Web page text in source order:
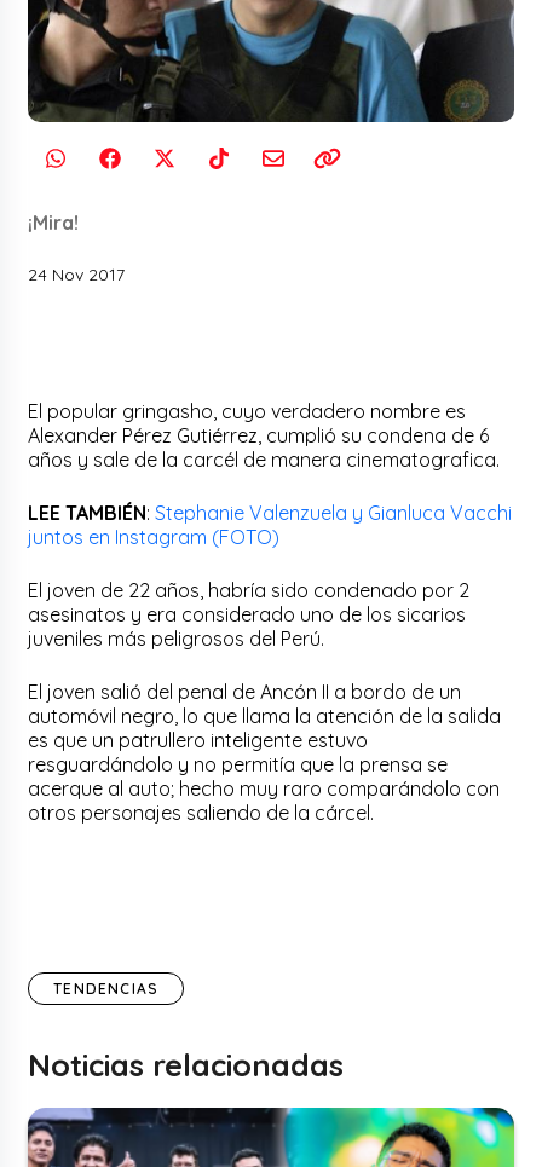
¡Mira!
24 Nov 2017
El popular gringasho, cuyo verdadero nombre es
Alexander Pérez Gutiérrez, cumplió su condena de 6
años y sale de la carcél de manera cinematografica.
LEE TAMBIÉN:Stephanie Valenzuela y Gianluca Vacchi
juntos en Instagram (FOTO)
El joven de 22 años, habría sido condenado por 2
asesinatos y era considerado uno de los sicarios
juveniles más peligrosos del Perú.
El joven salió del penal de Ancón II a bordo de un
automóvil negro, lo que llama la atención de la salida
es que un patrullero inteligente estuvo
resguardándolo y no permitía que la prensa se
acerque al auto; hecho muy raro comparándolo con
otros personajes saliendo de la cárcel.
TENDENCIAS
Noticias relacionadas